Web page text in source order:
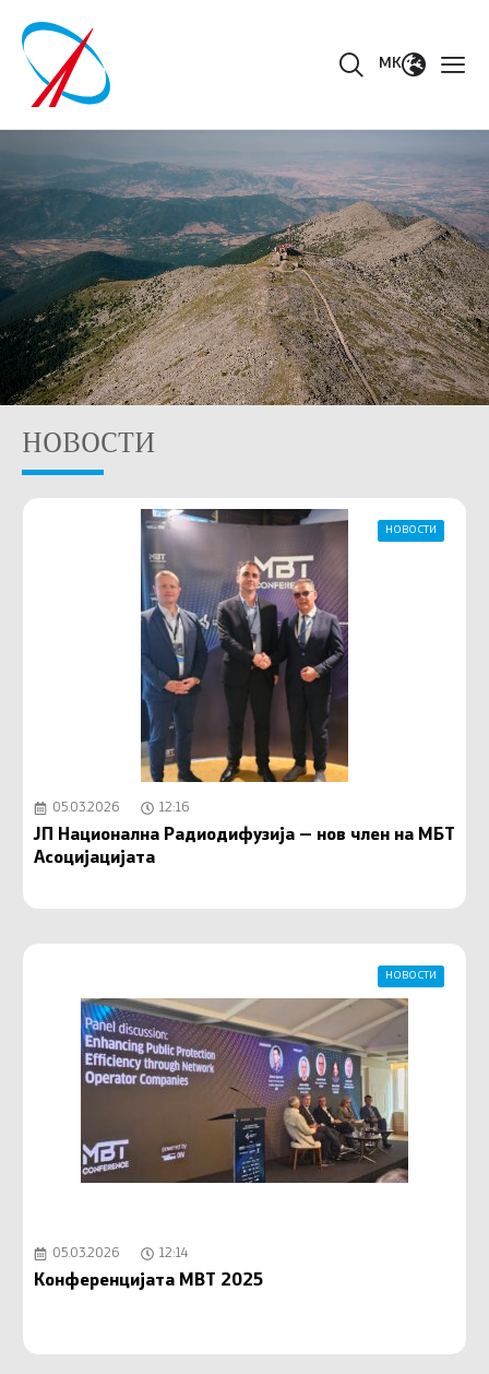
MK
НОВОСТИ
НОВОСТИ
05.03.2026 12:16
ЈП Национална Радиодифузија — нов член на МБТ
Асоцијацијата
НОВОСТИ
05.03.2026 12:14
Конференцијата MBT 2025